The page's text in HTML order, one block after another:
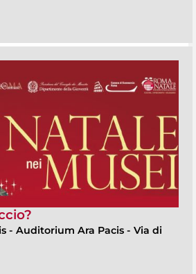
- Auditorium Ara Pacis - Via di